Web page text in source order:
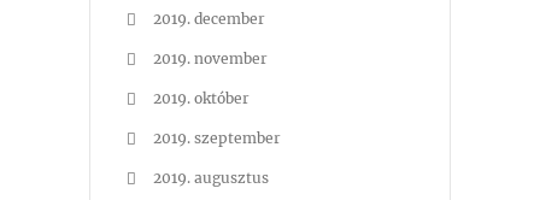
2019. december
2019. november
2019. október
2019. szeptember
2019. augusztus